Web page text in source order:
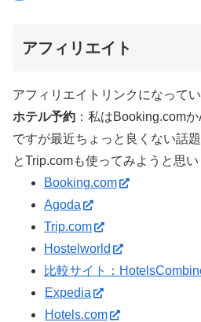
アフィリエイト
アフィリエイトリンクになってい
ホテル予約 ：私はBooking.com
ですが最近ちょっと良くない話
とTrip.comも使ってみようと思い
Booking.com
Agoda
Trip.com
Hostelworld
比較サイト：
Expedia
Hotels.com